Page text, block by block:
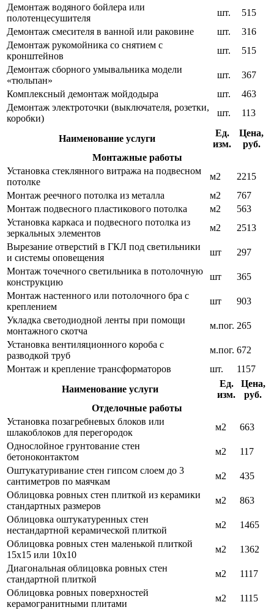
Демонтаж водяного бойлера или
полотенцесушителя
шт.
515
Демонтаж смесителя в ванной или раковине
шт.
316
Демонтаж рукомойника со снятием с
кронштейнов
шт.
515
Демонтаж сборного умывальника модели
«тюльпан»
шт.
367
Комплексный демонтаж мойдодыра
шт.
463
Демонтаж электроточки (выключателя, розетки,
коробки)
шт. 113
Наименование услуги
Ед.
изм.
Цена,
руб.
Монтажные работы
Установка стеклянного витража на подвесном
потолке
м2
2215
Монтаж реечного потолка из металла
м2
767
Монтаж подвесного пластикового потолка
м2
563
Установка каркаса и подвесного потолка из
зеркальных элементов
м2
2513
Вырезание отверстий в ГКЛ под светильники
и системы оповещения
шт
297
Монтаж точечного светильника в потолочную
конструкцию
шт
365
Монтаж настенного или потолочного бра с
креплением
шт
903
Укладка светодиодной ленты при помощи
монтажного скотча
м.пог. 265
Установка вентиляционного короба с
разводкой труб
м.пог. 672
Монтаж и крепление трансформаторов
шт.
1157
Наименование услуги
Ед.
изм.
Цена,
руб.
Отделочные работы
Установка позагребневых блоков или
шлакоблоков для перегородок
м2
663
Однослойное грунтование стен
бетоноконтактом
м2
117
Оштукатуривание стен гипсом слоем до 3
сантиметров по маячкам
м2
435
Облицовка ровных стен плиткой из керамики
стандартных размеров
м2
863
Облицовка оштукатуренных стен
нестандартной керамической плиткой
м2
1465
Облицовка ровных стен маленькой плиткой
15х15 или 10х10
м2
1362
Диагональная облицовка ровных стен
стандартной плиткой
м2
1117
Облицовка ровных поверхностей
керамогранитными плитами
м2
1115